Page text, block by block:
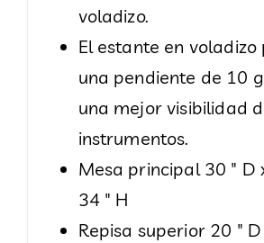
voladizo.
El estante en voladizo
una pendiente de 10
una mejor visibilidad
instrumentos.
Mesa principal 30 ″ D
34 ″ H
Repisa superior 20 ″